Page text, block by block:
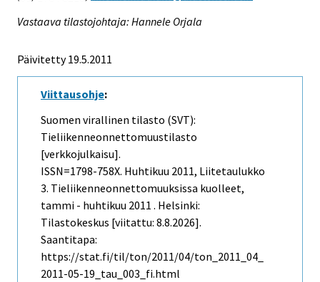
Vastaava tilastojohtaja: Hannele Orjala
Päivitetty 19.5.2011
Viittausohje:
Suomen virallinen tilasto (SVT):
Tieliikenneonnettomuustilasto
[verkkojulkaisu].
ISSN=1798-758X. Huhtikuu 2011, Liitetaulukko
3. Tieliikenneonnettomuuksissa kuolleet,
tammi - huhtikuu 2011 . Helsinki:
Tilastokeskus [viitattu: 8.8.2026].
Saantitapa:
https://stat.fi/til/ton/2011/04/ton_2011_04_
2011-05-19_tau_003_fi.html